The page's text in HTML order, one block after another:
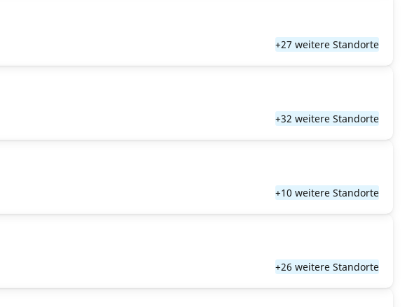
+27 weitere Standorte
+32 weitere Standorte
+10 weitere Standorte
+26 weitere Standorte